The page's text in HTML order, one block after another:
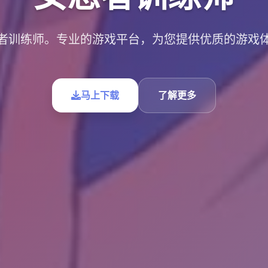
训练师。专业的游戏平台，为您提供优质的游戏
马上下载 了解更多